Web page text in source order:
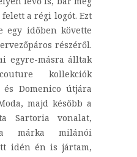
a régi logót. Ezt
egy időben követte
részéről.
egyre-másra álltak
kollekciók
és Domenico útjára
majd később a
Sartoria vonalat,
márka milánói
idén én is jártam,